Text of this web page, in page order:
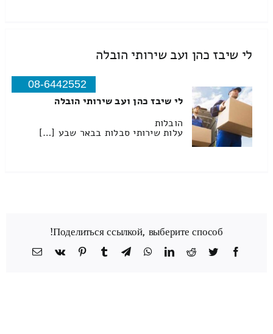
לי שיבז כהן ועב שירותי הובלה
08-6442552
לי שיבז כהן ועב שירותי הובלה
הובלות
עלות שירותי סבלות בבאר שבע […]
Поделиться ссылкой, выберите способ!
Facebook
Twitter
Reddit
LinkedIn
WhatsApp
Telegram
Tumblr
Pinterest
Vk
כתובת